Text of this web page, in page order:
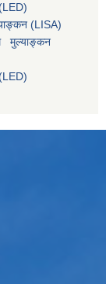
(LISA)
मुल्याङ्कन